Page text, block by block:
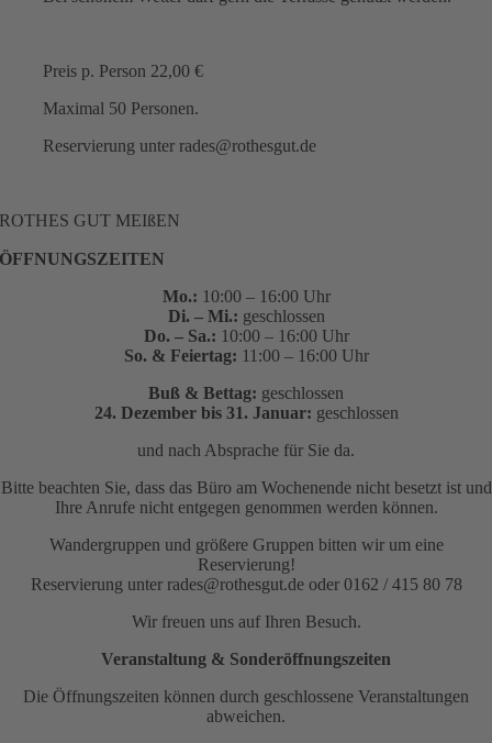
Preis p. Person 22,00 €
Maximal 50 Personen.
Reservierung unter rades@rothesgut.de
ROTHES GUT MEIßEN
ÖFFNUNGSZEITEN
Mo.: 10:00 – 16:00 Uhr
Di. – Mi.: geschlossen
Do. – Sa.: 10:00 – 16:00 Uhr
So. & Feiertag: 11:00 – 16:00 Uhr
Buß & Bettag: geschlossen
24. Dezember bis 31. Januar: geschlossen
und nach Absprache für Sie da.
Bitte beachten Sie, dass das Büro am Wochenende nicht besetzt ist und
Ihre Anrufe nicht entgegen genommen werden können.
Wandergruppen und größere Gruppen bitten wir um eine
Reservierung!
Reservierung unter rades@rothesgut.de oder 0162 / 415 80 78
Wir freuen uns auf Ihren Besuch.
Veranstaltung & Sonderöffnungszeiten
Die Öffnungszeiten können durch geschlossene Veranstaltungen
abweichen.